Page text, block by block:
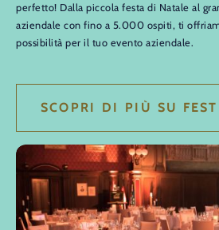
perfetto! Dalla piccola festa di Natale al
aziendale con fino a 5.000 ospiti, ti
possibilità per il tuo evento aziendale.
SCOPRI DI PIÙ SU